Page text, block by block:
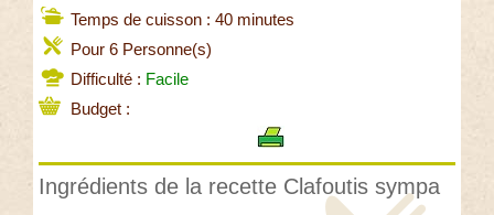
Temps de cuisson : 40 minutes
Pour 6 Personne(s)
Difficulté : Facile
Budget :
Ingrédients de la recette Clafoutis sympa